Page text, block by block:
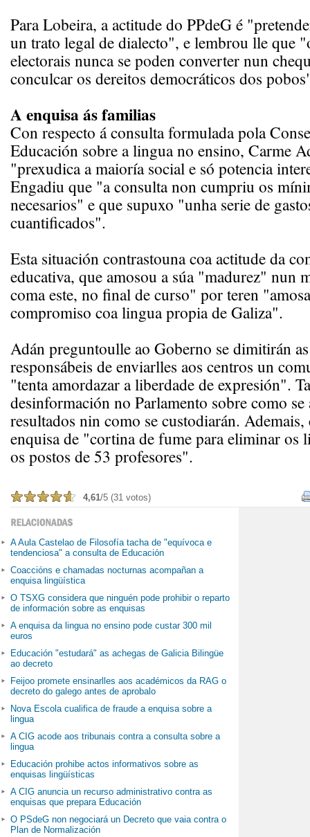
Para Lobeira, a actitude do PPdeG é
un trato legal de dialecto", e lembrou lle que
electorais nunca se poden converter nun
conculcar os dereitos democráticos dos
A enquisa ás familias
Con respecto á consulta formulada pola
Educación sobre a lingua no ensino, Carme
"prexudica a maioría social e só potencia
Engadiu que "a consulta non cumpriu os
necesarios" e que supuxo "unha serie de
cuantificados".
Esta situación contrastouna coa actitude da
educativa, que amosou a súa "madurez" nun
coma este, no final de curso" por teren
compromiso coa lingua propia de Galiza".
Adán preguntoulle ao Goberno se dimitirán
responsábeis de enviarlles aos centros un
"tenta amordazar a liberdade de expresión".
desinformación no Parlamento sobre como se
resultados nin como se custodiarán.
enquisa de "cortina de fume para eliminar os
os postos de 53 profesores".
4,61/5 (31 votos)
A Aula Castelao de Filosofía tacha de "equívoca e
tendenciosa" a consulta de Educación
Coaccións e chamadas nocturnas acompañan a
enquisa lingüística
O TSXG considera que ninguén pode prohibir o reparto
de información sobre as enquisas
A enquisa da lingua no ensino pode custar 300 mil
euros
Educación "estudará" as achegas de Galicia Bilingüe
ao decreto
Feijoo promete ensinarlles aos académicos da RAG o
decreto do galego antes de aprobalo
Nova Escola cualifica de fraude a enquisa sobre a
lingua
A CIG acode aos tribunais contra a consulta sobre a
lingua
Educación prohibe actos informativos sobre as
enquisas lingüísticas
A CIG anuncia un recurso administrativo contra as
enquisas que prepara Educación
O PSdeG non negociará un Decreto que vaia contra o
Plan de Normalización